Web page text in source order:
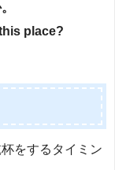
place?
をするタイミン